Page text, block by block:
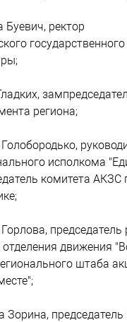
Буевич, ректор
региона;
исполкома
комитета АКЗС
председатель
движения
штаба
Зорина, председатель